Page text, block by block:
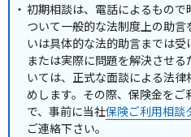
初期相談は、電話によるもの
ついて一般的な法制度上の助
いは具体的な法的助言までは
または実際に問題を解決させ
いては、正式な面談による法
めします。その際、保険金を
で、事前に当社保険ご利用相談
ご連絡下さい。